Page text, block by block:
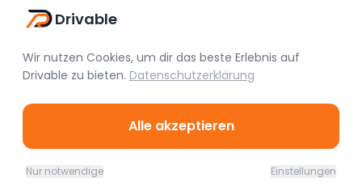
©2026Drivable.Alle Rechte vorbehalten.
Drivable
Wir nutzen Cookies, um dir das beste Erlebnis auf
Drivable zu bieten. Datenschutzerklärung
Alle akzeptieren
Nur notwendige Einstellungen